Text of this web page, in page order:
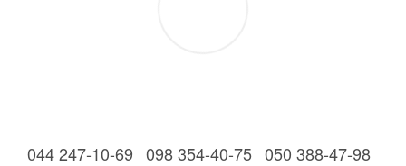
044 247-10-69 098 354-40-75 050 388-47-98